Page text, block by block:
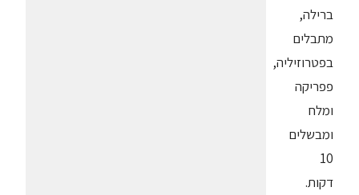
ברילה,
מתבלים
בפטרוזיליה,
פפריקה
ומלח
ומבשלים
10
דקות.